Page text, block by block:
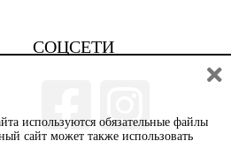
СОЦСЕТИ
используются обязательные файлы
сайт может также использовать